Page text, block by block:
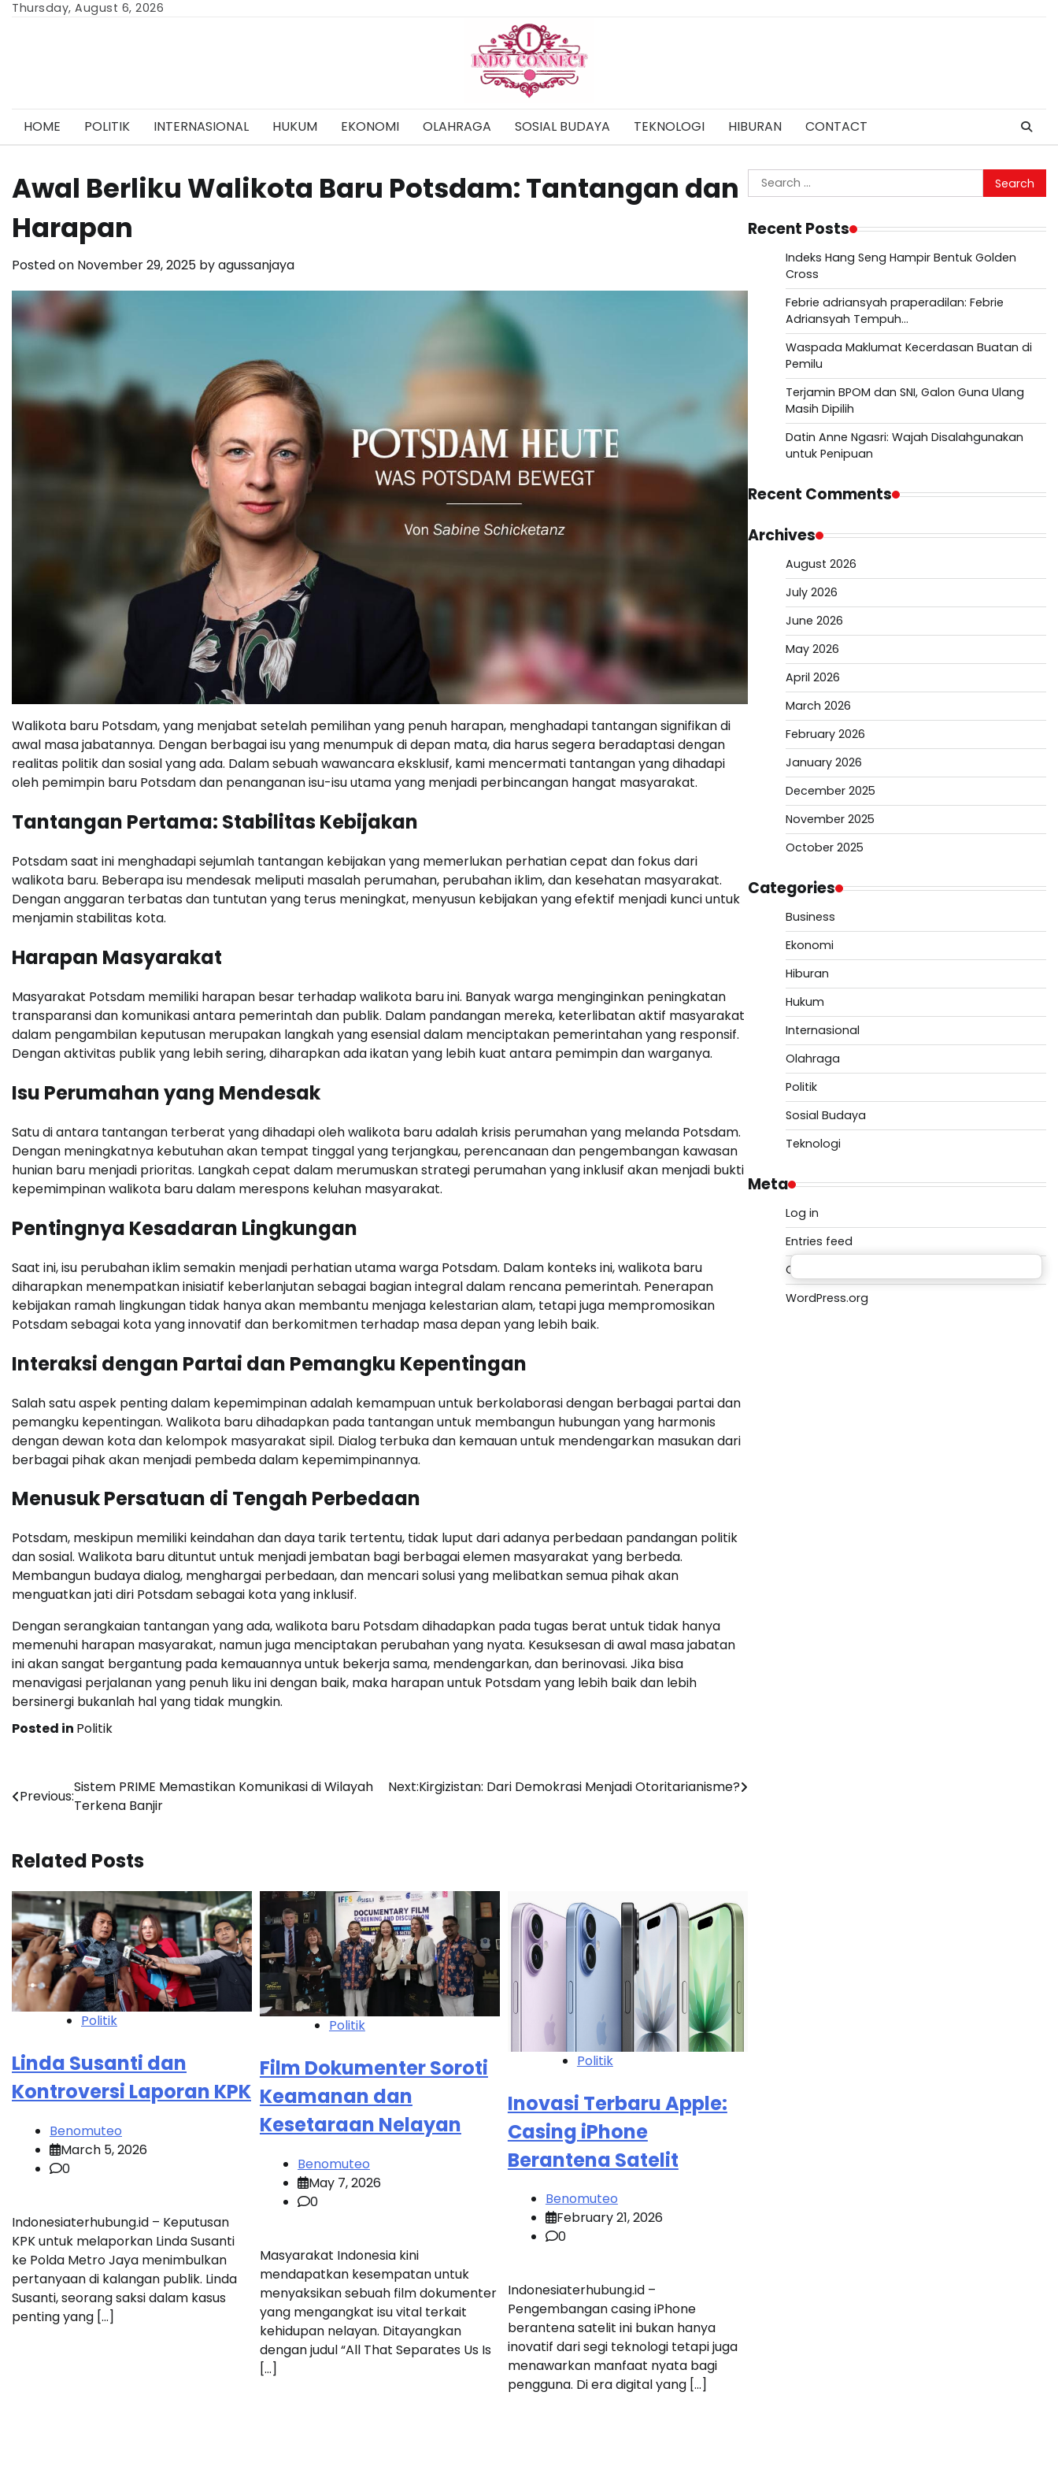
SkipThursday, August 6, 2026
HOME POLITIK INTERNASIONAL HUKUM EKONOMI OLAHRAGA SOSIAL BUDAYA TEKNOLOGI HIBURAN CONTACT
Awal Berliku Walikota Baru Potsdam: Tantangan dan
Harapan
Posted on November 29, 2025 byagussanjaya
Walikota baru Potsdam, yang menjabat setelah pemilihan yang penuh harapan, menghadapi tantangan signifikan di
awal masa jabatannya. Dengan berbagai isu yang menumpuk di depan mata, dia harus segera beradaptasi dengan
realitas politik dan sosial yang ada. Dalam sebuah wawancara eksklusif, kami mencermati tantangan yang dihadapi
oleh pemimpin baru Potsdam dan penanganan isu-isu utama yang menjadi perbincangan hangat masyarakat.
Tantangan Pertama: Stabilitas Kebijakan
Potsdam saat ini menghadapi sejumlah tantangan kebijakan yang memerlukan perhatian cepat dan fokus dari
walikota baru. Beberapa isu mendesak meliputi masalah perumahan, perubahan iklim, dan kesehatan masyarakat.
Dengan anggaran terbatas dan tuntutan yang terus meningkat, menyusun kebijakan yang efektif menjadi kunci untuk
menjamin stabilitas kota.
Harapan Masyarakat
Masyarakat Potsdam memiliki harapan besar terhadap walikota baru ini. Banyak warga menginginkan peningkatan
transparansi dan komunikasi antara pemerintah dan publik. Dalam pandangan mereka, keterlibatan aktif masyarakat
dalam pengambilan keputusan merupakan langkah yang esensial dalam menciptakan pemerintahan yang responsif.
Dengan aktivitas publik yang lebih sering, diharapkan ada ikatan yang lebih kuat antara pemimpin dan warganya.
Isu Perumahan yang Mendesak
Satu di antara tantangan terberat yang dihadapi oleh walikota baru adalah krisis perumahan yang melanda Potsdam.
Dengan meningkatnya kebutuhan akan tempat tinggal yang terjangkau, perencanaan dan pengembangan kawasan
hunian baru menjadi prioritas. Langkah cepat dalam merumuskan strategi perumahan yang inklusif akan menjadi bukti
kepemimpinan walikota baru dalam merespons keluhan masyarakat.
Pentingnya Kesadaran Lingkungan
Saat ini, isu perubahan iklim semakin menjadi perhatian utama warga Potsdam. Dalam konteks ini, walikota baru
diharapkan menempatkan inisiatif keberlanjutan sebagai bagian integral dalam rencana pemerintah. Penerapan
kebijakan ramah lingkungan tidak hanya akan membantu menjaga kelestarian alam, tetapi juga mempromosikan
Potsdam sebagai kota yang innovatif dan berkomitmen terhadap masa depan yang lebih baik.
Interaksi dengan Partai dan Pemangku Kepentingan
Salah satu aspek penting dalam kepemimpinan adalah kemampuan untuk berkolaborasi dengan berbagai partai dan
pemangku kepentingan. Walikota baru dihadapkan pada tantangan untuk membangun hubungan yang harmonis
dengan dewan kota dan kelompok masyarakat sipil. Dialog terbuka dan kemauan untuk mendengarkan masukan dari
berbagai pihak akan menjadi pembeda dalam kepemimpinannya.
Menusuk Persatuan di Tengah Perbedaan
Potsdam, meskipun memiliki keindahan dan daya tarik tertentu, tidak luput dari adanya perbedaan pandangan politik
dan sosial. Walikota baru dituntut untuk menjadi jembatan bagi berbagai elemen masyarakat yang berbeda.
Membangun budaya dialog, menghargai perbedaan, dan mencari solusi yang melibatkan semua pihak akan
menguatkan jati diri Potsdam sebagai kota yang inklusif.
Dengan serangkaian tantangan yang ada, walikota baru Potsdam dihadapkan pada tugas berat untuk tidak hanya
memenuhi harapan masyarakat, namun juga menciptakan perubahan yang nyata. Kesuksesan di awal masa jabatan
ini akan sangat bergantung pada kemauannya untuk bekerja sama, mendengarkan, dan berinovasi. Jika bisa
menavigasi perjalanan yang penuh liku ini dengan baik, maka harapan untuk Potsdam yang lebih baik dan lebih
bersinergi bukanlah hal yang tidak mungkin.
Posted in Politik
Post
Previous:
Sistem PRIME Memastikan Komunikasi di Wilayah
Terkena Banjir
Next:Kirgizistan: Dari Demokrasi Menjadi Otoritarianisme?
Related Posts
Politik
Linda Susanti dan
Kontroversi Laporan KPK
Benomuteo
March 5, 2026
0
Indonesiaterhubung.id – Keputusan
KPK untuk melaporkan Linda Susanti
ke Polda Metro Jaya menimbulkan
pertanyaan di kalangan publik. Linda
Susanti, seorang saksi dalam kasus
penting yang […]
Politik
Film Dokumenter Soroti
Keamanan dan
Kesetaraan Nelayan
Benomuteo
May 7, 2026
0
Masyarakat Indonesia kini
mendapatkan kesempatan untuk
menyaksikan sebuah film dokumenter
yang mengangkat isu vital terkait
kehidupan nelayan. Ditayangkan
dengan judul “All That Separates Us Is
[…]
Politik
Inovasi Terbaru Apple:
Casing iPhone
Berantena Satelit
Benomuteo
February 21, 2026
0
Indonesiaterhubung.id –
Pengembangan casing iPhone
berantena satelit ini bukan hanya
inovatif dari segi teknologi tetapi juga
menawarkan manfaat nyata bagi
pengguna. Di era digital yang […]
Search
for:
Recent Posts
Indeks Hang Seng Hampir Bentuk Golden
Cross
Febrie adriansyah praperadilan: Febrie
Adriansyah Tempuh…
Waspada Maklumat Kecerdasan Buatan di
Pemilu
Terjamin BPOM dan SNI, Galon Guna Ulang
Masih Dipilih
Datin Anne Ngasri: Wajah Disalahgunakan
untuk Penipuan
Recent Comments
Archives
August 2026
July 2026
June 2026
May 2026
April 2026
March 2026
February 2026
January 2026
December 2025
November 2025
October 2025
Categories
Business
Ekonomi
Hiburan
Hukum
Internasional
Olahraga
Politik
Sosial Budaya
Teknologi
Meta
Log in
Entries feed
Comments feed
WordPress.org